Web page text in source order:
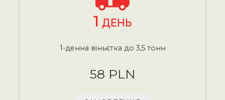
1 ДЕНЬ
1-денна віньєтка до 3,5 тонн
58 PLN